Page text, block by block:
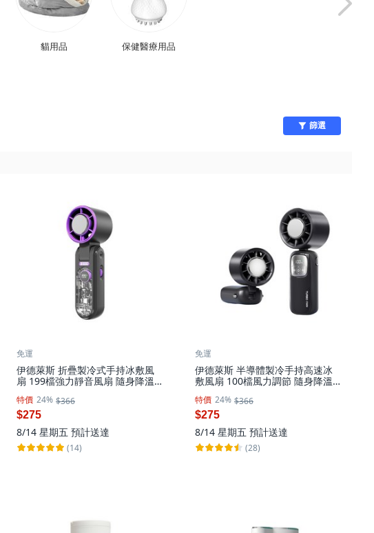
貓用品 保健醫療用品
篩選
免運
伊德萊斯 折疊製冷式手持冰敷風
扇 199檔強力靜音風扇 隨身降溫
645G-2
特價 24% $366
$275
8/14 星期五 預計送達
(14)
免運
伊德萊斯 半導體製冷手持高速冰
敷風扇 100檔風力調節 隨身降溫
特價 24% $366
$275
8/14 星期五 預計送達
(28)